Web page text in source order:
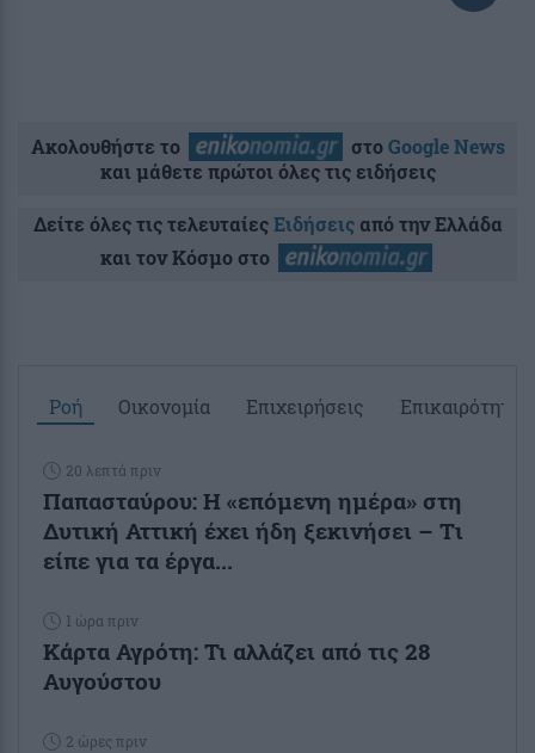
Ακολουθήστε το στοGoogle News
και μάθετε πρώτοι όλες τις ειδήσεις
Δείτε όλες τις τελευταίεςΕιδήσειςαπό την Ελλάδα
και τον Κόσμο στο
Ροή Οικονομία Επιχειρήσεις Επικαιρότητα
20 λεπτά πριν
Παπασταύρου: Η «επόμενη ημέρα» στη
Δυτική Αττική έχει ήδη ξεκινήσει – Tι
είπε για τα έργα...
1 ώρα πριν
Κάρτα Αγρότη: Τι αλλάζει από τις 28
Αυγούστου
2 ώρες πριν